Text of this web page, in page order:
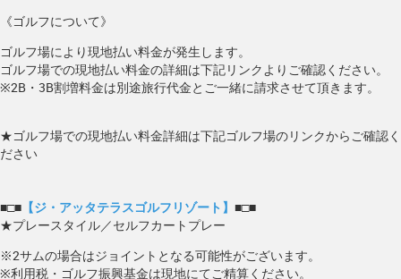
《ゴルフについて》
ゴルフ場により現地払い料金が発生します。
ゴルフ場での現地払い料金の詳細は下記リンクよりご確認ください。
※2B・3B割増料金は別途旅行代金とご一緒に請求させて頂きます。
★ゴルフ場での現地払い料金詳細は下記ゴルフ場のリンクからご確認く
ださい
■□■ 【ジ・アッタテラスゴルフリゾート】 ■□■
★プレースタイル／セルフカートプレー
※2サムの場合はジョイントとなる可能性がございます。
※利用税・ゴルフ振興基金は現地にてご精算ください。